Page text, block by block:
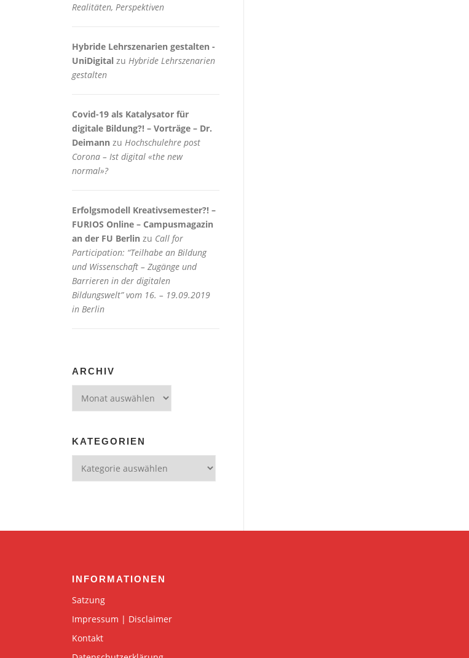
Realitäten, Perspektiven
Hybride Lehrszenarien gestalten -
UniDigital zu Hybride Lehrszenarien
gestalten
Covid-19 als Katalysator für
digitale Bildung?! – Vorträge – Dr.
Deimann zu Hochschulehre post
Corona – Ist digital «the new
normal»?
Erfolgsmodell Kreativsemester?! –
FURIOS Online – Campusmagazin
an der FU Berlin zu Call for
Participation: “Teilhabe an Bildung
und Wissenschaft – Zugänge und
Barrieren in der digitalen
Bildungswelt” vom 16. – 19.09.2019
in Berlin
ARCHIV
KATEGORIEN
INFORMATIONEN
Satzung
Impressum | Disclaimer
Kontakt